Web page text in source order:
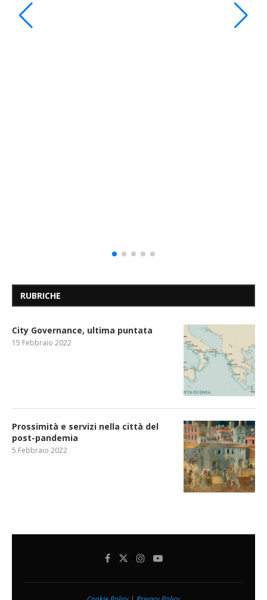
RUBRICHE
City Governance, ultima puntata
15 Febbraio 2022
Prossimità e servizi nella città del
post-pandemia
5 Febbraio 2022